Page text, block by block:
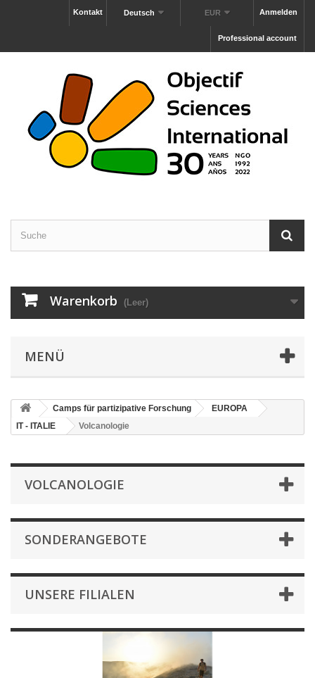
Anmelden
EUR
Deutsch
Kontakt
Professional account
Warenkorb (Leer)
MENÜ
Camps für partizipative Forschung
EUROPA
IT - ITALIE
Volcanologie
VOLCANOLOGIE
SONDERANGEBOTE
UNSERE FILIALEN